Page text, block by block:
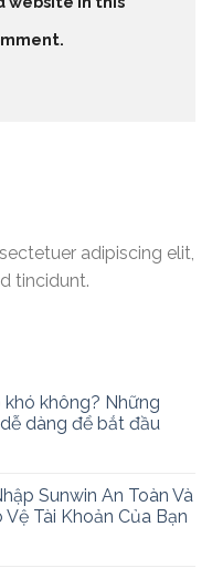
adipiscing elit,
tincidunt.
không? Những
dàng để bắt đầu
Sunwin An Toàn Và
Tài Khoản Của Bạn